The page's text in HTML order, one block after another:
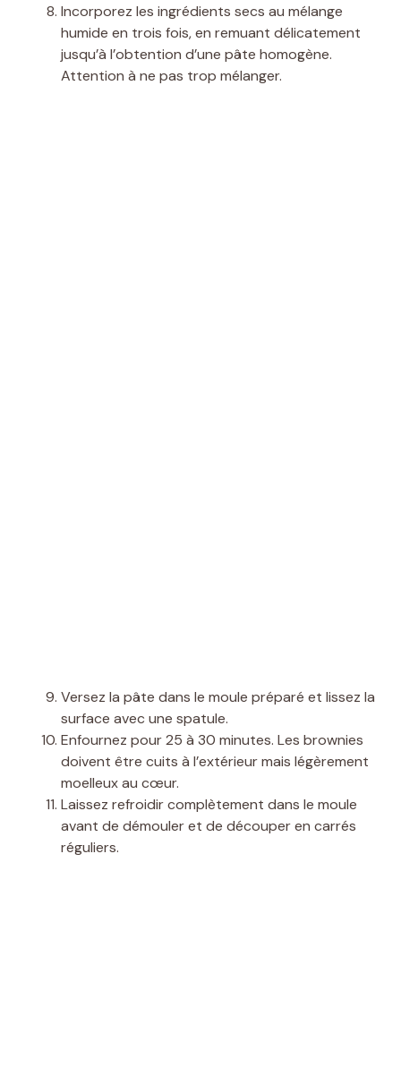
Incorporez les ingrédients secs au mélange
humide en trois fois, en remuant délicatement
jusqu’à l’obtention d’une pâte homogène.
Attention à ne pas trop mélanger.
Versez la pâte dans le moule préparé et lissez la
surface avec une spatule.
Enfournez pour 25 à 30 minutes. Les brownies
doivent être cuits à l’extérieur mais légèrement
moelleux au cœur.
Laissez refroidir complètement dans le moule
avant de démouler et de découper en carrés
réguliers.